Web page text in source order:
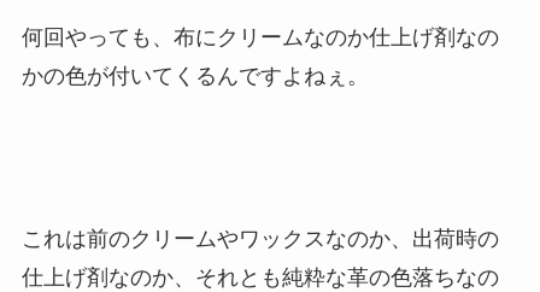
何回やっても、布にクリームなのか仕上げ剤なの
かの色が付いてくるんですよねぇ。
これは前のクリームやワックスなのか、出荷時の
仕上げ剤なのか、それとも純粋な革の色落ちなの